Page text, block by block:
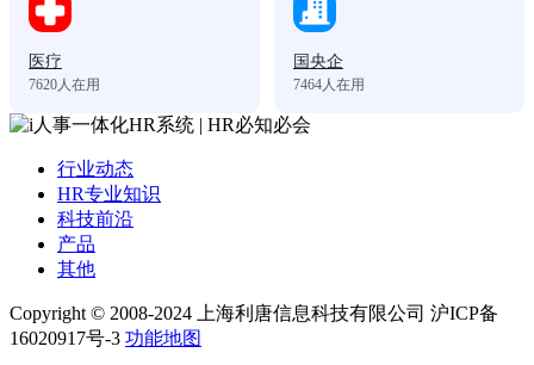
医疗
7620人在用
国央企
7464人在用
行业动态
HR专业知识
科技前沿
产品
其他
Copyright © 2008-2024 上海利唐信息科技有限公司 沪ICP备
16020917号-3 功能地图